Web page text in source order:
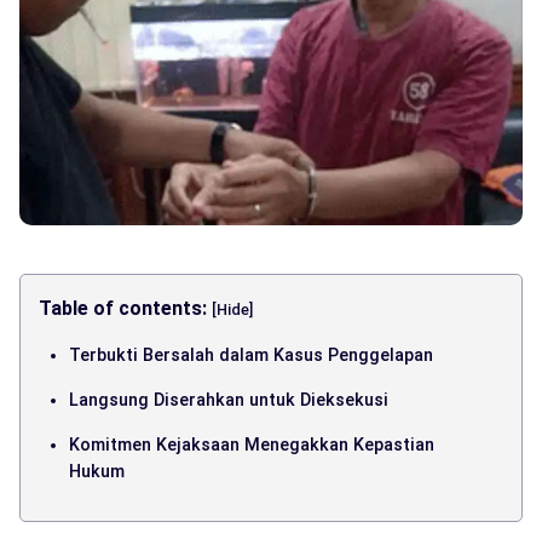
Table of contents: [Hide]
Terbukti Bersalah dalam Kasus Penggelapan
Langsung Diserahkan untuk Dieksekusi
Komitmen Kejaksaan Menegakkan Kepastian
Hukum